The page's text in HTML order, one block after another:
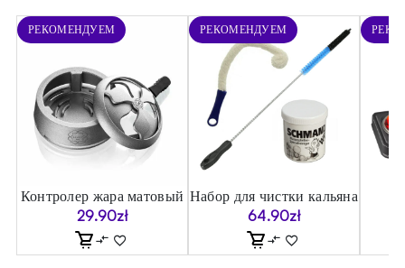
РЕКОМЕНДУЕМ
Контролер жара матовый
29.90zł
РЕКОМЕНДУЕМ
Набор для чистки кальяна
64.90zł